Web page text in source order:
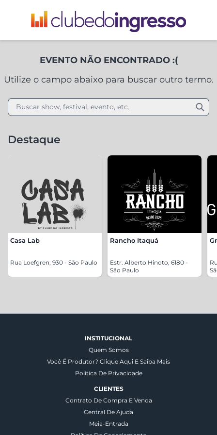
EVENTO NÃO ENCONTRADO :(
Utilize o campo abaixo para buscar outro termo.
Buscar show, festival, evento, etc.
Destaque
Casa Lab
Rua Loefgren, 930 - São Paulo
Rancho Itaquá
Estr. Alberto Hinoto, 6180 -
São Paulo
INSTITUCIONAL
Quem Somos
Você É Produtor? Clique Aqui E Saiba Mais
Política De Privacidade
CLIENTES
Contrato De Compra E Venda
Central De Ajuda
Meia-Entrada